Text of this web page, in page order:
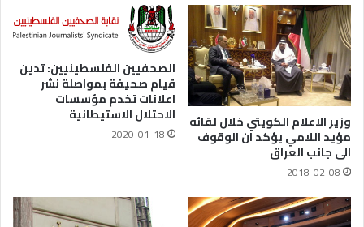
وزير الاعلام الكويتي خلال لقائه
مؤيد اللامي يؤكد ان الوقوف
الى جانب العراق
2018-02-08
الصحفيين الفلسطينيين: تدين
قيام صحيفة بمواصلة نشر
اعلانات تخدم مؤسسات
الاحتلال الاستيطانية
2020-01-18